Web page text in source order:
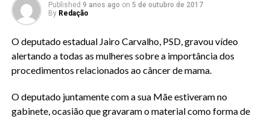
Published 9 anos ago on 5 de outubro de 2017
By Redação
O deputado estadual Jairo Carvalho, PSD, gravou vídeo
alertando a todas as mulheres sobre a importância dos
procedimentos relacionados ao câncer de mama.
O deputado juntamente com a sua Mãe estiveram no
gabinete, ocasião que gravaram o material como forma de